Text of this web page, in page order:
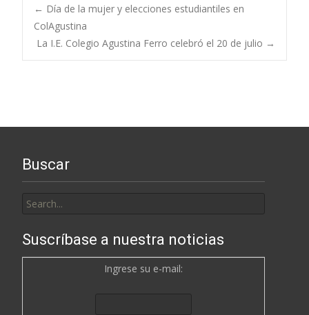
Post
navigation
← Día de la mujer y elecciones estudiantiles en
ColAgustina
La I.E. Colegio Agustina Ferro celebró el 20 de julio →
Buscar
for:
Suscríbase a nuestra noticias
Ingrese su e-mail: